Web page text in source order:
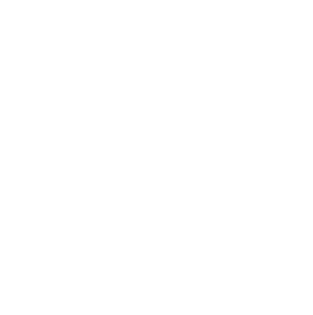
御機器販売店・
ようお願いしま
ズにご登録され
社の共同利用者
とをご了承くだ
はありません。
品に未対応品が
) : 1000ppm、
、
ない年数を意
これらの製造装
通知します。
、取り引きをい
ムロン制御